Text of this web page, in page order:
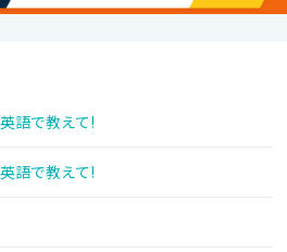
語で教えて!
語で教えて!